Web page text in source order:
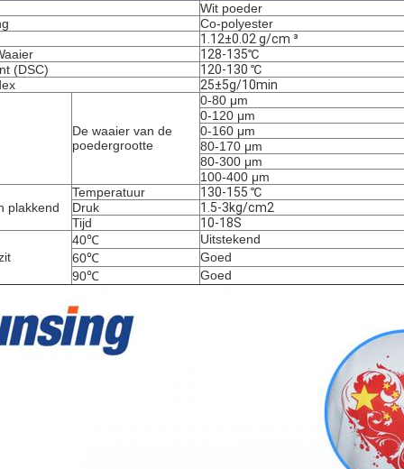
Wit poeder
Co-polyester
1.12±0.02 g/cm ³
128-135℃
(DSC)
120-130 ℃
25±5g/10min
De waaier van de
poedergrootte
0-80 μm
0-120 μm
0-160 μm
80-170 μm
80-300 μm
100-400 μm
plakkend
Temperatuur
130-155 ℃
Druk
1.5-3kg/cm2
Tijd
10-18S
40℃
Uitstekend
60℃
Goed
90℃
Goed